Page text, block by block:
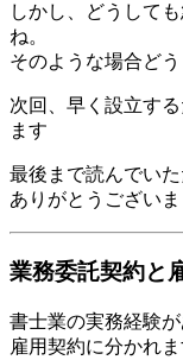
しかし、どうして
ね。
そのような場合ど
次回、早く設立す
ます
最後まで読んでいた
ありがとうございま
業務委託契約と
書士業の実務経験
雇用契約に分かれま